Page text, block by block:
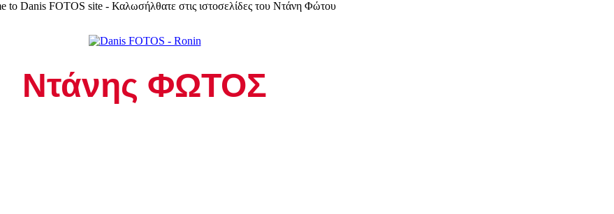
Ντάνης ΦΩΤΟΣ